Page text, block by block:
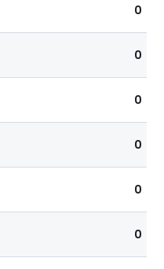
0
0
0
0
0
0